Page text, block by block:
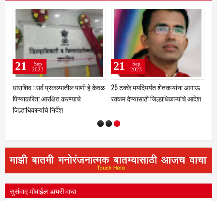
पाणी हे केवळ
25 टक्के मर्यादेपर्यंत शेतकऱ्यांना आगाऊ
रक्कम देण्यासाठी जिल्हाधिकाऱ्यांचे आदेश
21
भंडारी येथील नितीन शिंदे
ट्रेनिंगसाठी अमेरिकेला रवाना
25
Sep
2023
सुसंवाद मोबाईल डायरी वाचा